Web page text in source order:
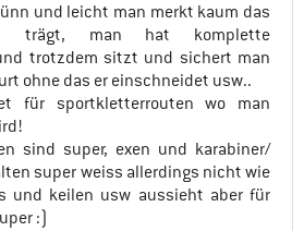
und leicht man merkt kaum das
trägt, man hat komplette
trotzdem sitzt und sichert man
ohne das er einschneidet usw..
für sportkletterrouten wo man
sind super, exen und karabiner/
super weiss allerdings nicht wie
und keilen usw aussieht aber für
:)